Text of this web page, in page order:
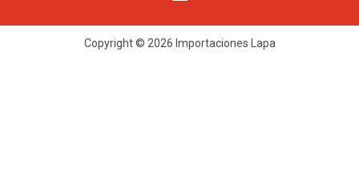
Copyright © 2026 Importaciones Lapa